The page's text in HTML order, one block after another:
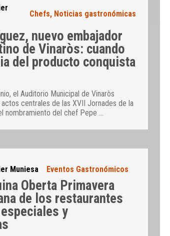
Chefs, Noticias gastronómicas
nuevo embajador
de Vinaròs: cuando
del producto conquista
el Auditorio Municipal de Vinaròs
centrales de las XVII Jornades de la
nombramiento del chef Pepe
Muniesa Eventos Gastronómicos
Oberta Primavera
de los restaurantes
y